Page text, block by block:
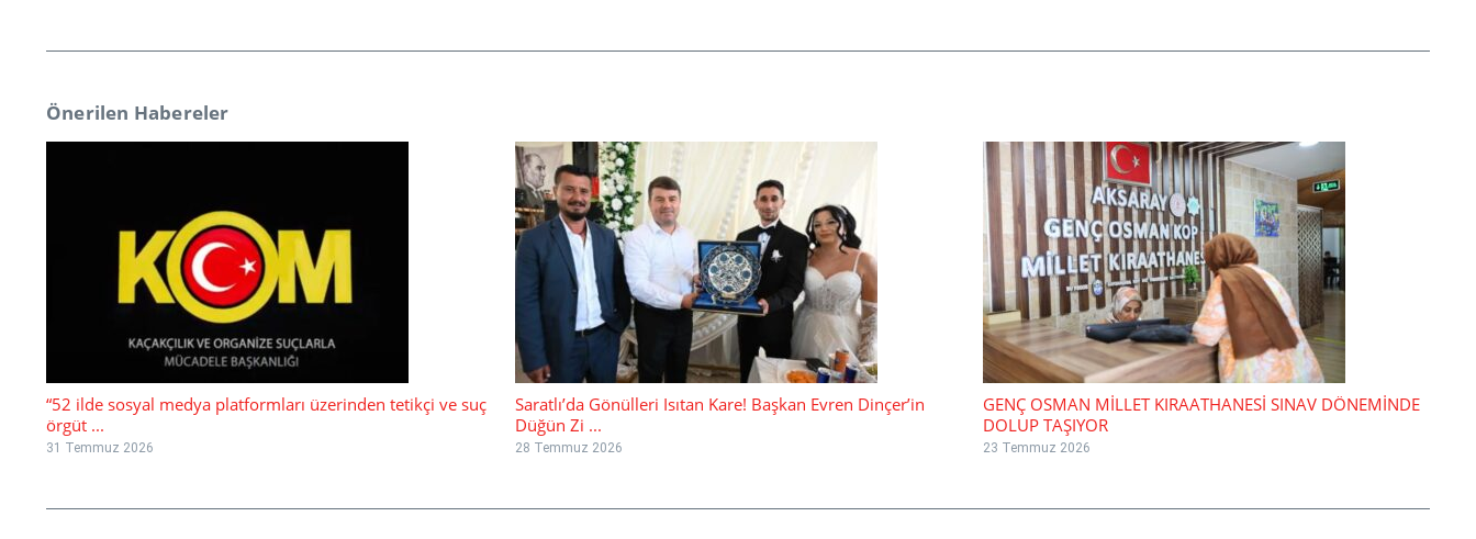
Önerilen Habereler
“52 ilde sosyal medya platformları üzerinden tetikçi ve suç
örgüt ...
31 Temmuz 2026
Saratlı’da Gönülleri Isıtan Kare! Başkan Evren Dinçer’in
Düğün Zi ...
28 Temmuz 2026
GENÇ OSMAN MİLLET KIRAATHANESİ SINAV DÖNEMİNDE
DOLUP TAŞIYOR
23 Temmuz 2026